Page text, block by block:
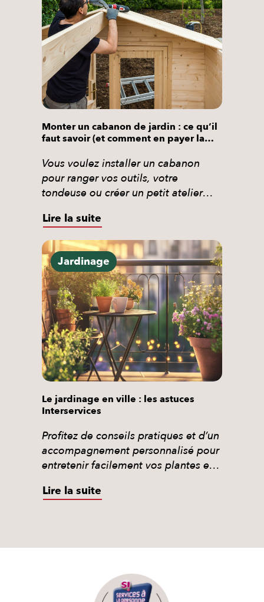
la totalité de la facture. Le jardinage,
c’est […]
Monter un cabanon de jardin : ce qu’il
faut savoir (et comment en payer la
Vous voulez installer un cabanon
pour ranger vos outils, votre
tondeuse ou créer un petit atelier
honnêtement comment ça se passe :
étapes, matériaux, réglementation et
vous révèle une option que
beaucoup de particuliers ignorent :
faire appel à un professionnel et
récupérer 50 % du coût grâce au […]
Lire la suite
Jardinage
Le jardinage en ville : les astuces
Interservices
Profitez de conseils pratiques et d’un
accompagnement personnalisé pour
entretenir facilement vos plantes et
Lire la suite